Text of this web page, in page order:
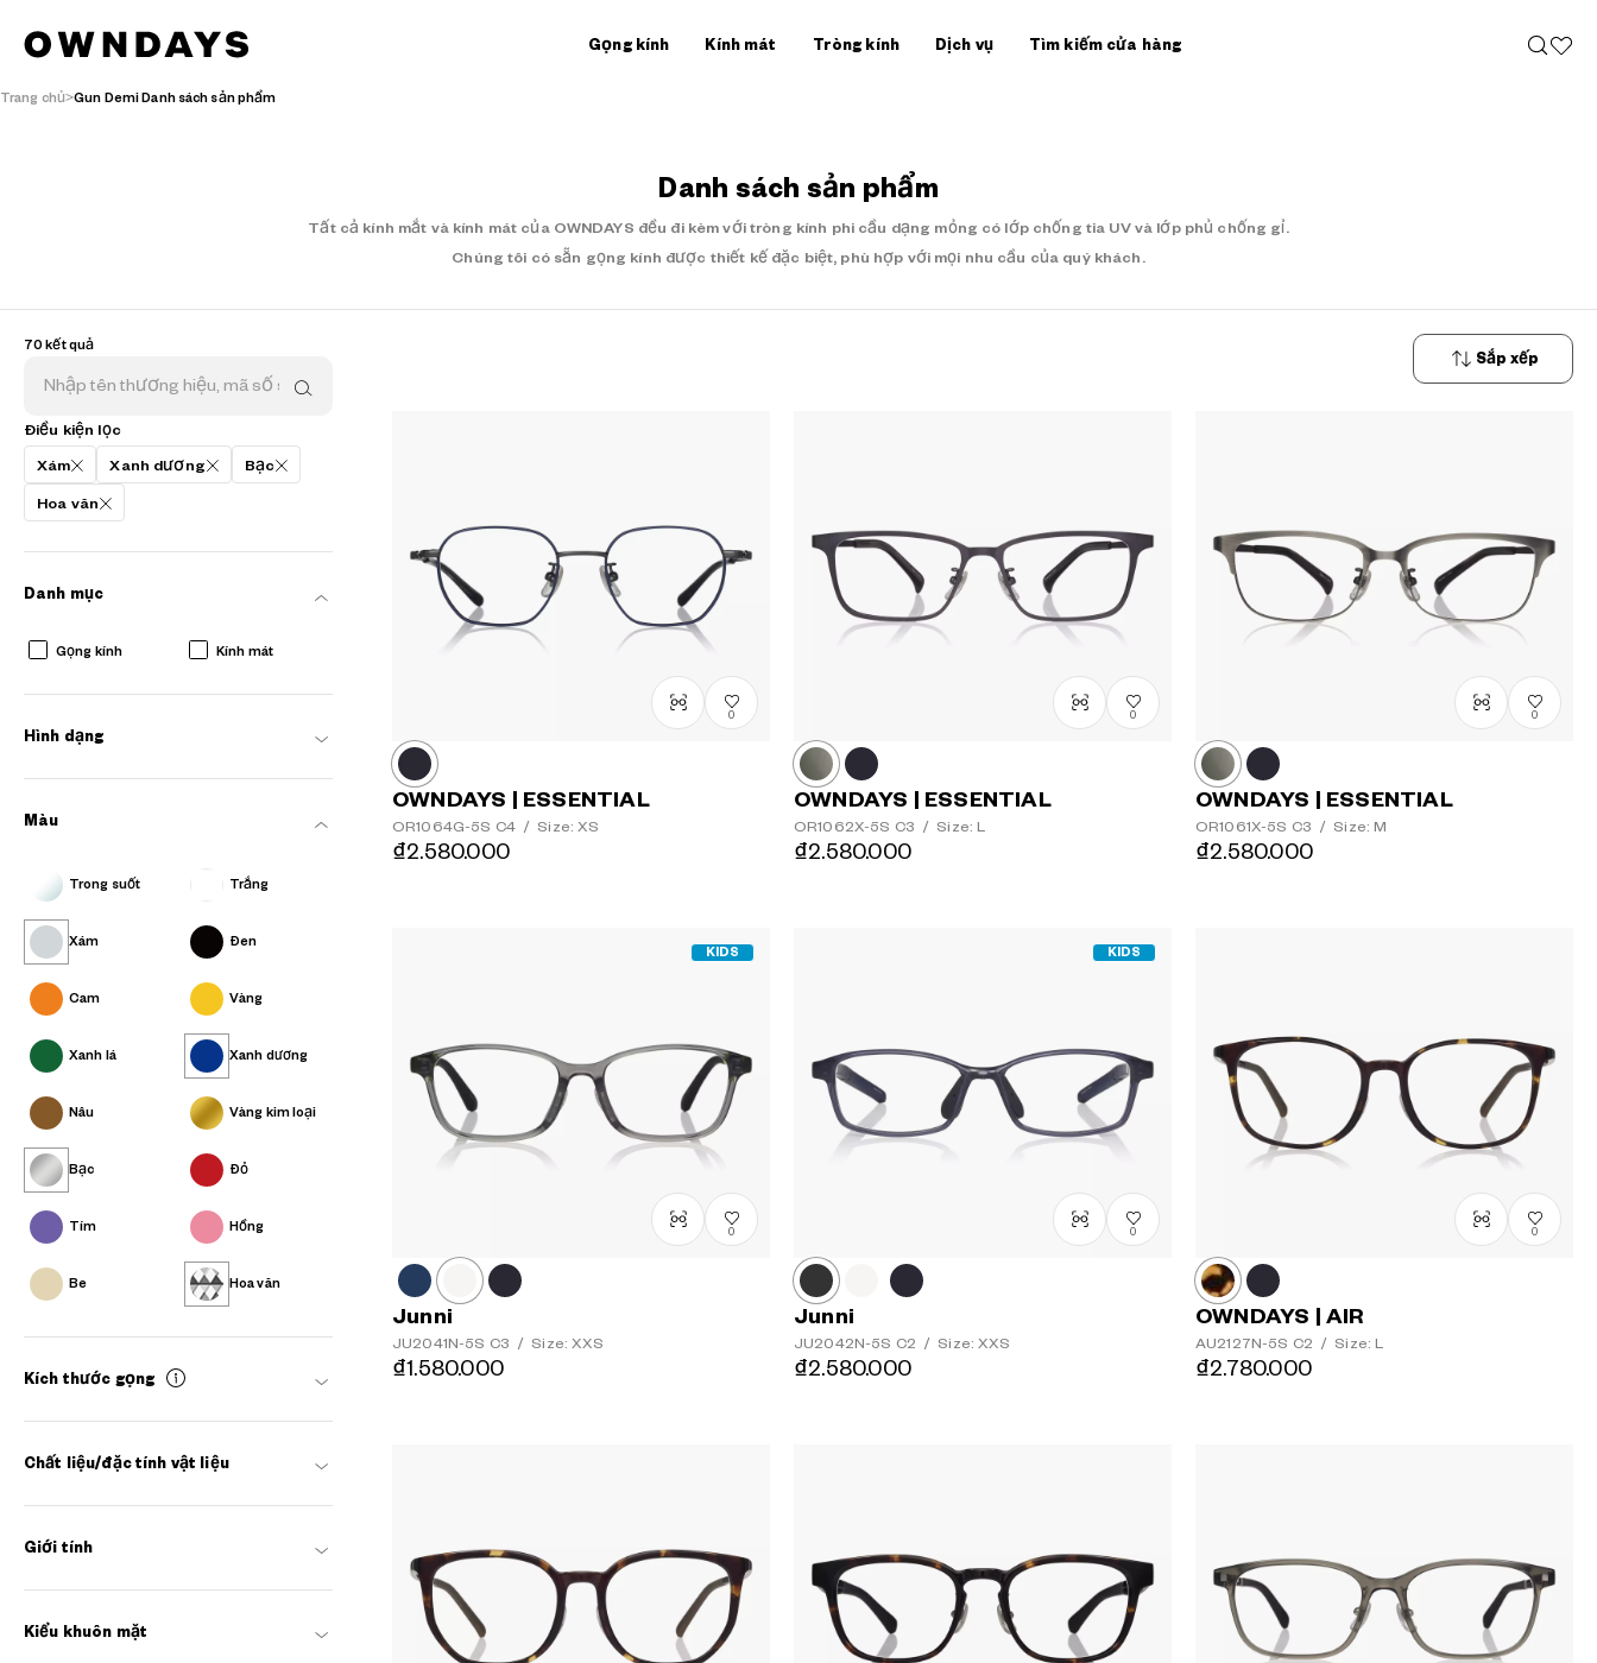
Gọng kính Kính mát Tròng kính Dịch vụ Tìm kiếm cửa hàng
Trang chủ Gun Demi Danh sách sản phẩm
Danh sách sản phẩm
Tất cả kính mắt và kính mát của OWNDAYS đều đi kèm với tròng kính phi cầu dạng mỏng có lớp chống tia UV và lớp phủ chống gỉ.
Chúng tôi có sẵn gọng kính được thiết kế đặc biệt, phù hợp với mọi nhu cầu của quý khách.
70 kết quả
Điều kiện lọc
Xám Xanh dương Bạc
Hoa văn
Danh mục
Gọng kính Kính mát
Hình dạng
Màu
Trong suốt Trắng
Xám Đen
Cam Vàng
Xanh lá Xanh dương
Nâu Vàng kim loại
Bạc Đỏ
Tím Hồng
Be Hoa văn
Kích thước gọng
Chất liệu/đặc tính vật liệu
Giới tính
Kiểu khuôn mặt
Sắp xếp
dần
Giá giảm
0
OWNDAYS | ESSENTIAL
OR1064G-5S C4 / Size: XS
₫2.580.000
0
OWNDAYS | ESSENTIAL
OR1062X-5S C3 / Size: L
₫2.580.000
0
OWNDAYS | ESSENTIAL
OR1061X-5S C3 / Size: M
₫2.580.000
KIDS
0
Junni
JU2041N-5S C3 / Size: XXS
₫1.580.000
KIDS
0
Junni
JU2042N-5S C2 / Size: XXS
₫2.580.000
0
OWNDAYS | AIR
AU2127N-5S C2 / Size: L
₫2.780.000